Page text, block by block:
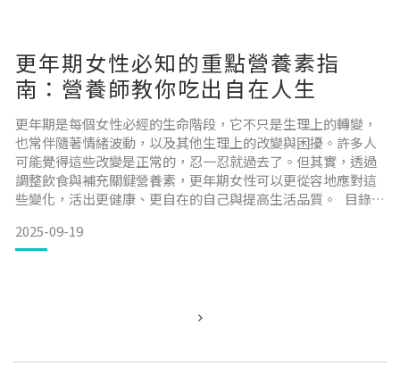
更年期女性必知的重點營養素指
南：營養師教你吃出自在人生
更年期是每個女性必經的生命階段，它不只是生理上的轉變，
也常伴隨著情緒波動，以及其他生理上的改變與困擾。許多人
可能覺得這些改變是正常的，忍一忍就過去了。但其實，透過
調整飲食與補充關鍵營養素，更年期女性可以更從容地應對這
些變化，活出更健康、更自在的自己與提高生活品質。 目錄認
營養素報你知營養師小叮嚀 ：均衡飲食才是王道 認識更年期 :
更年期的生理變化與挑戰 更年期 (Menopause) 通常發生在女
2025-09-19